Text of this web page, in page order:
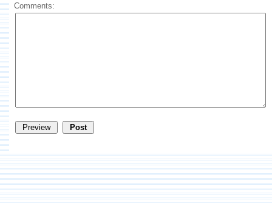
Comments: